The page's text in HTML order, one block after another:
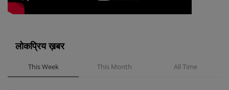
लोकप्रिय ख़बर
This Week This Month All Time